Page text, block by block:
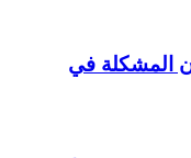
المشكلة في